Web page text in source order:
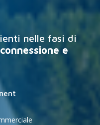
nelle fasi di
e